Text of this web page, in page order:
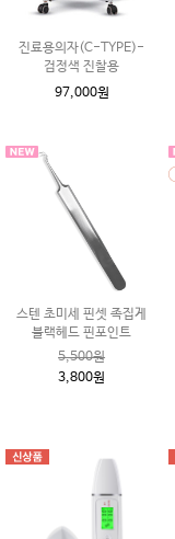
진료용의자(C-TYPE)-
검정색 진찰용
97,000원
스텐 초미세 핀셋 족집게
블랙헤드 핀포인트
5,500원
3,800원